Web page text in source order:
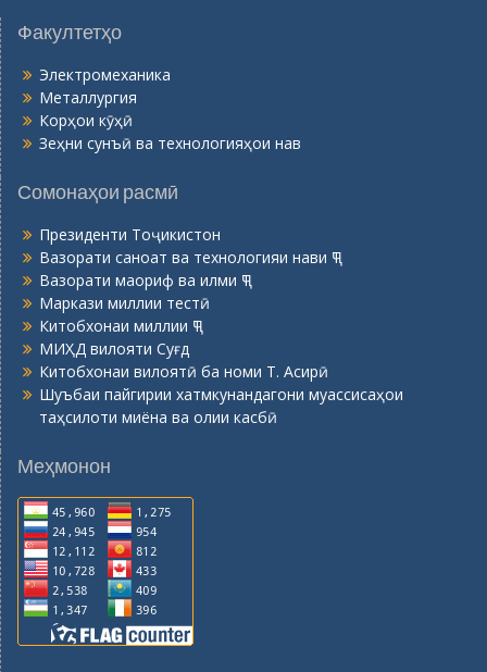
Факултетҳо
Электромеханика
Металлургия
Корҳои кӯҳӣ
Зеҳни сунъӣ ва технологияҳои нав
Сомонаҳои расмӣ
Президенти Тоҷикистон
Вазорати саноат ва технологияи нави ҶТ
Вазорати маориф ва илми ҶТ
Маркази миллии тестӣ
Китобхонаи миллии ҶТ
МИҲД вилояти Суғд
Китобхонаи вилоятӣ ба номи Т. Асирӣ
Шуъбаи пайгирии хатмкунандагони муассисаҳои
таҳсилоти миёна ва олии касбӣ
Меҳмонон